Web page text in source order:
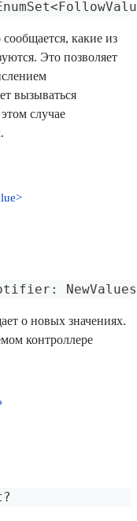
<
какие из
Это позволяет
вызываться
случае
:
о новых значениях.
контроллере
?